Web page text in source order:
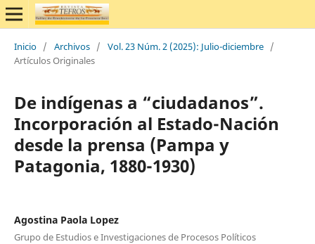
Inicio / Archivos / Vol. 23 Núm. 2 (2025): Julio-diciembre /
Artículos Originales
De indígenas a “ciudadanos”.
Incorporación al Estado-Nación
desde la prensa (Pampa y
Patagonia, 1880-1930)
Agostina Paola Lopez
Grupo de Estudios e Investigaciones de Procesos Políticos